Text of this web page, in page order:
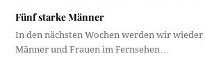
Fünf starke Männer
In den nächsten Wochen werden wir wieder
Männer und Frauen im Fernsehen…